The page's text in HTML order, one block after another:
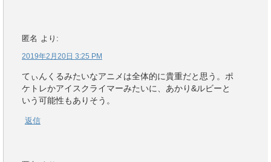
匿名 より:
2019年2月20日 3:25 PM
てぃんくるみたいなアニメは全体的に貴重だと思う。ポ
ケトレかアイスクライマーみたいに、あかり&ルビーと
いう可能性もありそう。
返信